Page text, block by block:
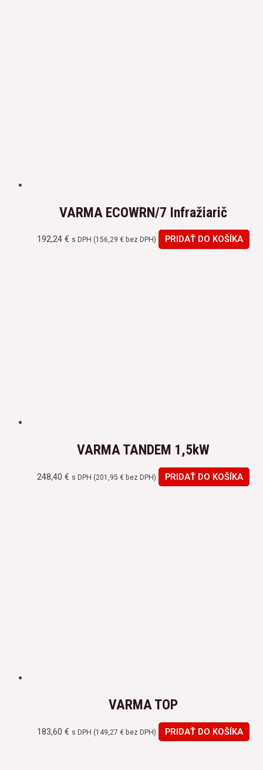
VARMA ECOWRN/7 Infražiarič
192,24€ s DPH (156,29€ bez DPH) PRIDAŤ DO KOŠÍKA
VARMA TANDEM 1,5kW
248,40€ s DPH (201,95€ bez DPH) PRIDAŤ DO KOŠÍKA
VARMA TOP
183,60€ s DPH (149,27€ bez DPH) PRIDAŤ DO KOŠÍKA